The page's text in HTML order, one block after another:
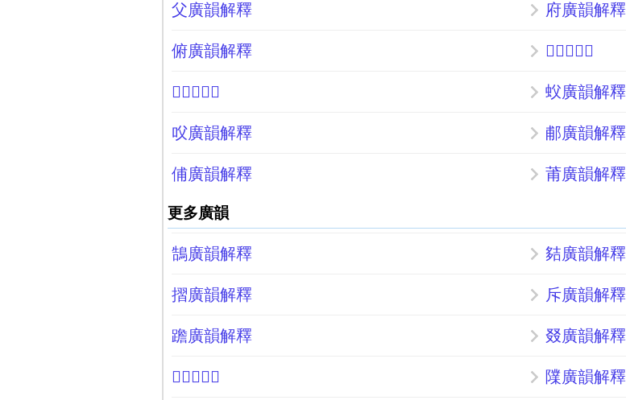
父廣韻解釋 府廣韻解釋
俯廣韻解釋 𥒰廣韻解釋
𧉊廣韻解釋 蚥廣韻解釋
㕮廣韻解釋 郙廣韻解釋
俌廣韻解釋 莆廣韻解釋
更多廣韻
鵠廣韻解釋 夡廣韻解釋
摺廣韻解釋 斥廣韻解釋
䠨廣韻解釋 叕廣韻解釋
𥂥廣韻解釋 䧨廣韻解釋